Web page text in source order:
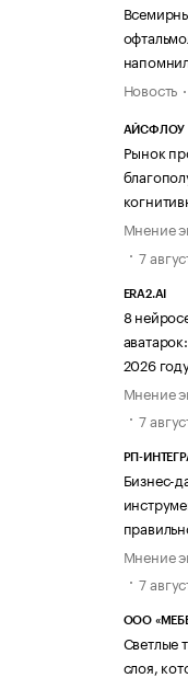
Новость
АЙСФЛОУ
Рынок
Мнение
7
ERA2.AI
8
2026
Мнение
7
РП-
Бизнес-
Мнение
7
ООО
Светлые
слоя,